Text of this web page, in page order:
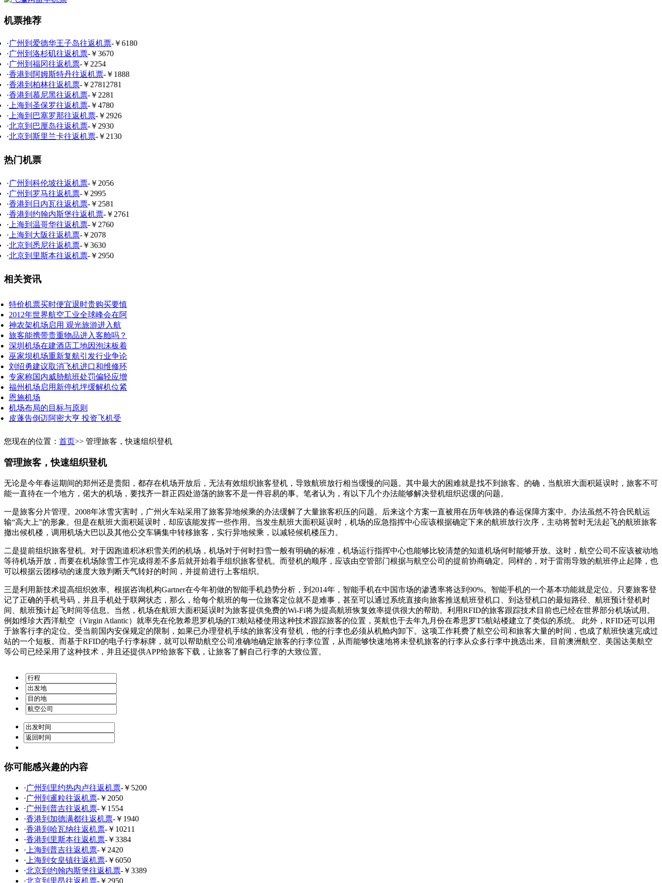
机票推荐
·广州到爱德华王子岛往返机票-￥6180
·广州到洛杉矶往返机票-￥3670
·广州到福冈往返机票-￥2254
·香港到阿姆斯特丹往返机票-￥1888
·香港到柏林往返机票-￥27812781
·香港到慕尼黑往返机票-￥2281
·上海到圣保罗往返机票-￥4780
·上海到巴塞罗那往返机票-￥2926
·北京到巴厘岛往返机票-￥2930
·北京到斯里兰卡往返机票-￥2130
热门机票
·广州到科伦坡往返机票-￥2056
·广州到罗马往返机票-￥2995
·香港到日内瓦往返机票-￥2581
·香港到约翰内斯堡往返机票-￥2761
· 上海到温哥华往返机票-￥2760
· 上海到大阪往返机票-￥2078
·北京到悉尼往返机票-￥3630
·北京到里斯本往返机票-￥2950
相关资讯
特价机票买时便宜退时贵购买要慎
2012年世界航空工业全球峰会在阿
神农架机场启用 观光旅游进入航
旅客能携带贵重物品进入客舱吗？
深圳机场在建酒店工地因泡沫板着
巫家坝机场重新复航引发行业争论
刘绍勇建议取消飞机进口和维修环
专家称国内威胁航班处罚偏轻应增
福州机场启用新停机坪缓解机位紧
恩施机场
机场布局的目标与原则
皮蓬告倒迈阿密大亨 投资飞机受
您现在的位置： 首页>> 管理旅客，快速组织登机
管理旅客，快速组织登机
无论是今年春运期间的郑州还是贵阳，都存在机场开放后，无法有效组织旅客登机，导致航班放行相当缓慢的问题。其中最大的困难就是找不到旅客。的确，当航班大面积延误时，旅客不可
能一直待在一个地方，偌大的机场，要找齐一群正四处游荡的旅客不是一件容易的事。笔者认为，有以下几个办法能够解决登机组织迟缓的问题。
一是旅客分片管理。 2008年冰雪灾害时，广州火车站采用了旅客异地候乘的办法缓解了大量旅客积压的问题。后来这个方案一直被用在历年铁路的春运保障方案中。办法虽然不符合民航运
输“高大上”的形象。但是在航班大面积延误时，却应该能发挥一些作用。当发生航班大面积延误时，机场的应急指挥中心应该根据确定下来的航班放行次序，主动将暂时无法起飞的航班旅客
撤出候机楼，调用机场大巴以及其他公交车辆集中转移旅客，实行异地候乘，以减轻候机楼压力。
二是提前组织旅客登机。对于因跑道积冰积雪关闭的机场，机场对于何时扫雪一般有明确的标准，机场运行指挥中心也能够比较清楚的知道机场何时能够开放。这时，航空公司不应该被动地
等待机场开放，而要在机场除雪工作完成得差不多后就开始着手组织旅客登机。而登机的顺序，应该由空管部门根据与航空公司的提前协商确定。同样的，对于雷雨导致的航班停止起降，也
可以根据云团移动的速度大致判断天气转好的时间，并提前进行上客组织。
三是利用新技术提高组织效率。根据咨询机构Gartner在今年初做的智能手机趋势分析，到 2014年，智能手机在中国市场的渗透率将达到 90%。智能手机的一个基本功能就是定位。只要旅客登
记了正确的手机号码，并且手机处于联网状态，那么，给每个航班的每一位旅客定位就不是难事，甚至可以通过系统直接向旅客推送航班登机口、到达登机口的最短路径、航班预计登机时
间、航班预计起飞时间等信息。当然，机场在航班大面积延误时为旅客提供免费的Wi-Fi将为提高航班恢复效率提供很大的帮助。利用RFID的旅客跟踪技术目前也已经在世界部分机场试用。
例如维珍大西洋航空（Virgin Atlantic）就率先在伦敦希思罗机场的T3航站楼使用这种技术跟踪旅客的位置，英航也于去年九月份在希思罗T5航站楼建立了类似的系统。 此外， RFID还可以用
于旅客行李的定位。受当前国内安保规定的限制，如果已办理登机手续的旅客没有登机，他的行李也必须从机舱内卸下。这项工作耗费了航空公司和旅客大量的时间，也成了航班快速完成过
站的一个短板。而基于RFID的电子行李标牌，就可以帮助航空公司准确地确定旅客的行李位置，从而能够快速地将未登机旅客的行李从众多行李中挑选出来。目前澳洲航空、美国达美航空
等公司已经采用了这种技术，并且还提供APP给旅客下载，让旅客了解自己行李的大致位置。
你可能感兴趣的内容
·广州到里约热内卢往返机票-￥5200
·广州到暹粒往返机票-￥2050
·广州到普吉往返机票-￥1554
·香港到加德满都往返机票-￥1940
·香港到哈瓦纳往返机票-￥10211
·香港到里斯本往返机票-￥3384
· 上海到普吉往返机票-￥2420
· 上海到女皇镇往返机票-￥6050
·北京到约翰内斯堡往返机票-￥3389
·北京到里昂往返机票-￥2950